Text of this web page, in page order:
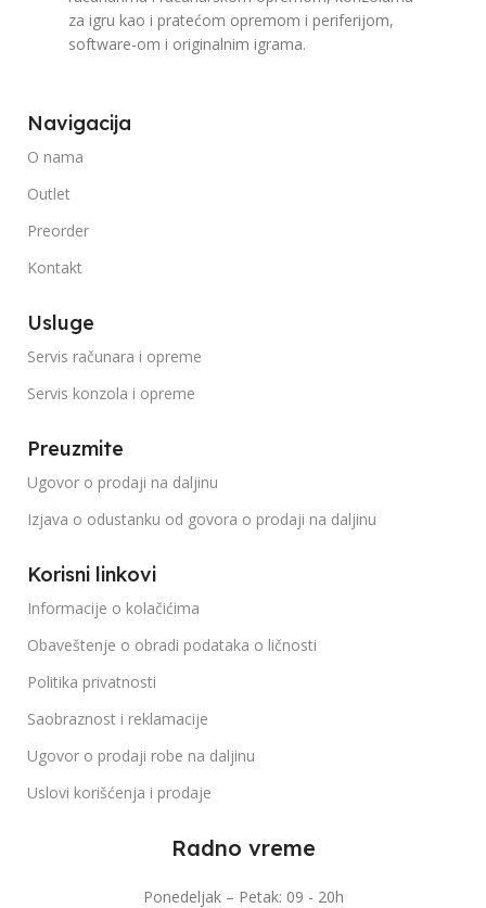
za igru kao i pratećom opremom i periferijom,
software-om i originalnim igrama.
Navigacija
O nama
Outlet
Preorder
Kontakt
Usluge
Servis računara i opreme
Servis konzola i opreme
Preuzmite
Ugovor o prodaji na daljinu
Izjava o odustanku od govora o prodaji na daljinu
Korisni linkovi
Informacije o kolačićima
Obaveštenje o obradi podataka o ličnosti
Politika privatnosti
Saobraznost i reklamacije
Ugovor o prodaji robe na daljinu
Uslovi korišćenja i prodaje
Radno vreme
Ponedeljak – Petak: 09 - 20h